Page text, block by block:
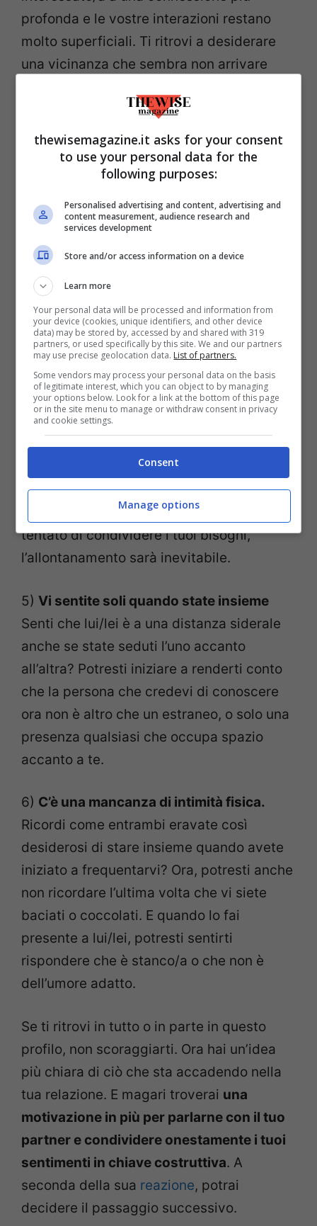
profonda e le vostre interazioni restano
molto superficiali. Ti ritrovi a desiderare
una vicinanza che sembra non arrivare
Lui/lei minimizza i tuoi sentimenti
Sentirsi sminuiti quando si è più vulnerabili
è una delle peggiori sensazioni al mondo.
Speri di ottenere un po’ di supporto dalla
persona di cui ti fidi, ma invece di
comprendere le tue emozioni, lui/lei le
respinge. Potrebbe darsi che il tuo partner
non sia interessato/a ad aiutarti nei
momenti difficili.
4)Non ti fidi del tuo partner
La fiducia è uno degli elementi chiave che
lega una coppia e può anche essere il
fondamento di relazioni più sane e stabili.
Quindi, quando viene meno, è difficile
riparare ciò che resta di una relazione. Se
vieni ripetutamente evitato/a dopo aver
tentato di condividere i tuoi bisogni,
l’allontanamento sarà inevitabile.
5) Vi sentite soli quando state insieme
Senti che lui/lei è a una distanza siderale
anche se state seduti l’uno accanto
all’altra? Potresti iniziare a renderti conto
che la persona che credevi di conoscere
ora non è altro che un estraneo, o solo una
presenza qualsiasi che occupa spazio
accanto a te.
6) C’è una mancanza di intimità fisica.
Ricordi come entrambi eravate così
desiderosi di stare insieme quando avete
iniziato a frequentarvi? Ora, potresti anche
non ricordare l’ultima volta che vi siete
baciati o coccolati. E quando lo fai
presente a lui/lei, potresti sentirti
rispondere che è stanco/a o che non è
dell’umore adatto.
Se ti ritrovi in tutto o in parte in questo
profilo, non scoraggiarti. Ora hai un’idea
più chiara di ciò che sta accadendo nella
tua relazione. E magari troverai una
motivazione in più per parlarne con il tuo
partner e condividere onestamente i tuoi
sentimenti in chiave costruttiva. A
seconda della sua reazione, potrai
decidere il passaggio successivo.
thewisemagazine.it asks for your consent
to use your personal data for the
following purposes:
Personalised advertising and content, advertising and
content measurement, audience research and
services development
Store and/or access information on a device
Learn more
Your personal data will be processed and information from
your device (cookies, unique identifiers, and other device
data) may be stored by, accessed by and shared with 319
partners, or used specifically by this site. We and our partners
may use precise geolocation data. List of partners.
Some vendors may process your personal data on the basis
of legitimate interest, which you can object to by managing
your options below. Look for a link at the bottom of this page
or in the site menu to manage or withdraw consent in privacy
and cookie settings.
Consent
Manage options